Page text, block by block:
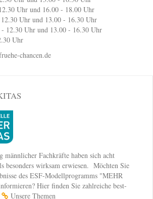
Uhr und 16.00 - 18.00 Uhr
Uhr und 13.00 - 16.30 Uhr
- 12.30 Uhr und 13.00 - 16.30 Uhr
Uhr
chancen.de
männlicher Fachkräfte haben sich acht
besonders wirksam erwiesen. Möchten Sie
des ESF-Modellprogramms "MEHR
Hier finden Sie zahlreiche best-
Unsere Themen